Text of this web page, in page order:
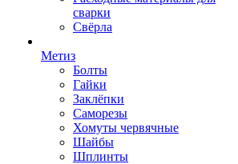
сварки
Свёрла
Метиз
Болты
Гайки
Заклёпки
Саморезы
Хомуты червячные
Шайбы
Шплинты